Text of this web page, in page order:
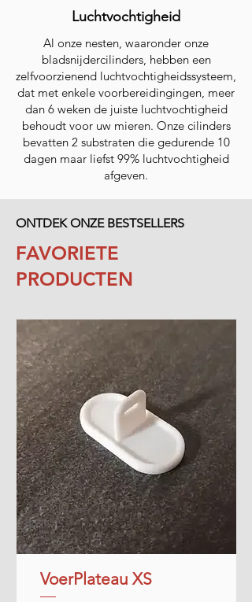
Luchtvochtigheid
Al onze nesten, waaronder onze
bladsnijdercilinders, hebben een
zelfvoorzienend luchtvochtigheidssysteem,
dat met enkele voorbereidingingen, meer
dan 6 weken de juiste luchtvochtigheid
behoudt voor uw mieren. Onze cilinders
bevatten 2 substraten die gedurende 10
dagen maar liefst 99% luchtvochtigheid
afgeven.
ONTDEK ONZE BESTSELLERS
FAVORIETE
PRODUCTEN
VoerPlateau XS